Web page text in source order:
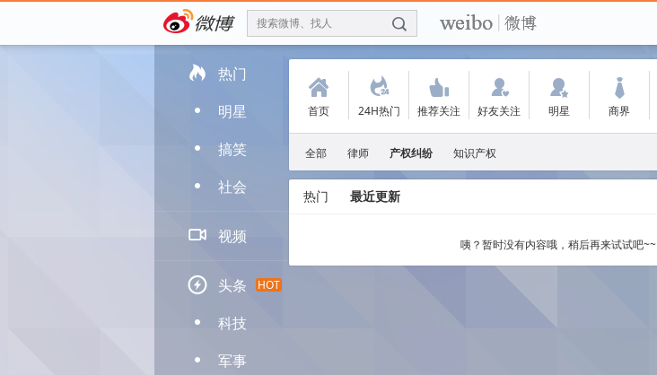
搜索微博、找人 f
 热门
D 明星
D 搞笑
D 社会
 视频
 头条 HOT
D 科技
D 军事
(
首页
.
24H热门
'
推荐关注
:
好友关注
w
明星
+
商界
全部 律师 产权纠纷 知识产权
热门 最近更新
咦？暂时没有内容哦，稍后再来试试吧~~